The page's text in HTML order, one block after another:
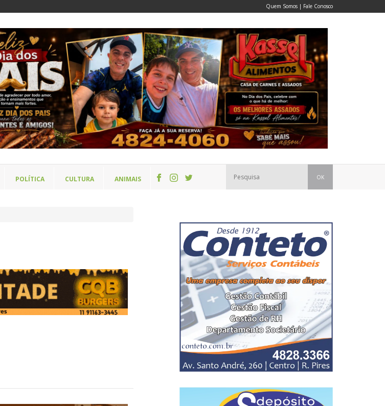
Quem Somos | Fale Conosco
POLÍTICA CULTURA ANIMAIS OK